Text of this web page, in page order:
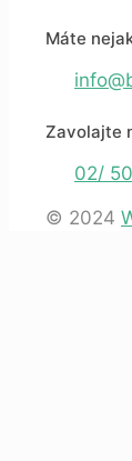
Máte
Zavolajte
02/
© 2024